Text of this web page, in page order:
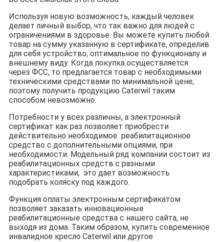
Используя новую возможность, каждый человек
делает личный выбор, что так важно для людей с
ограничениями в здоровье. Вы можете купить любой
товар на сумму указанную в сертификате, определив
для себя устройство, оптимальное по функционалу и
внешнему виду. Когда покупка осуществляется
через ФСС, то предлагается товар с необходимыми
техническими средствами по минимальной цене,
поэтому получить продукцию Caterwil таким
способом невозможно.
Потребности у всех различны, а электронный
сертификат как раз позволяет приобрести
действительно необходимое реабилитационное
средство с дополнительными опциями, при
необходимости. Модельный ряд компании состоит из
реабилитационных средств с разными
характеристиками, это дает возможность
подобрать коляску под каждого.
Функция оплаты электронным сертификатом
позволяет заказать инновационные
реабилитационные средства с нашего сайта, не
выходя из дома. Таким образом, купить современное
инвалидное кресло Caterwil или другое